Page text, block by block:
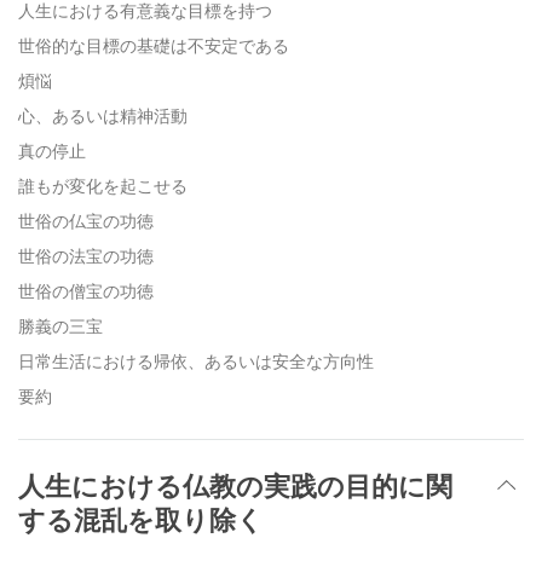
人生における有意義な目標を持つ
世俗的な目標の基礎は不安定である
煩悩
心、あるいは精神活動
真の停止
誰もが変化を起こせる
世俗の仏宝の功徳
世俗の法宝の功徳
世俗の僧宝の功徳
勝義の三宝
日常生活における帰依、あるいは安全な方向性
要約
人生における仏教の実践の目的に関
する混乱を取り除く